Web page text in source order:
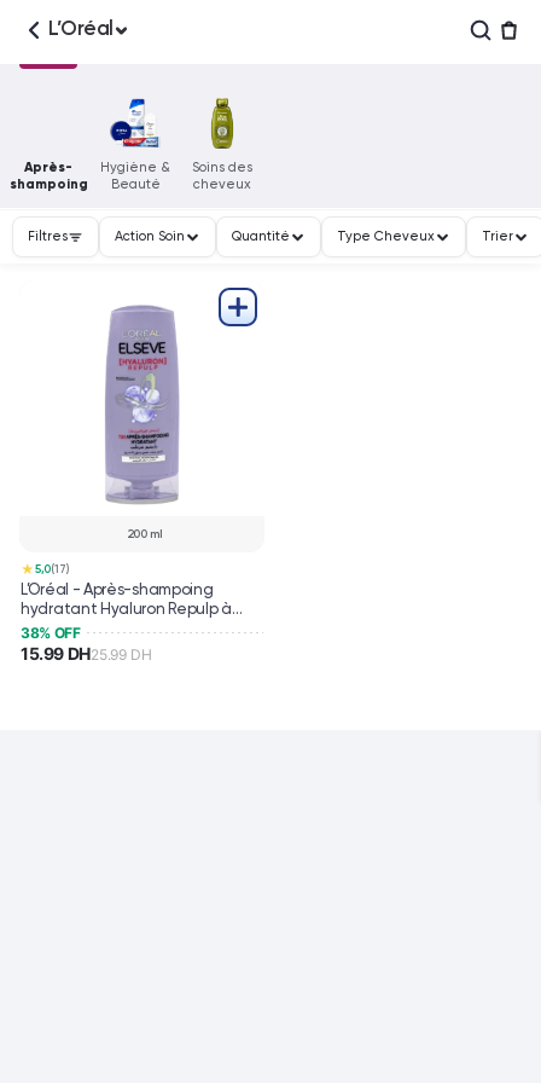
L’Oréal
Après-
shampoing
Hygiène &
Beauté
Soins des
cheveux
Filtres Action Soin Quantité Type Cheveux Trier
200 ml
★ 5,0(17)
L’Oréal - Après-shampoing
hydratant Hyaluron Repulp à
l’acide hyaluronique pour
cheveux déshydratés
38% OFF
15.99 DH25.99 DH